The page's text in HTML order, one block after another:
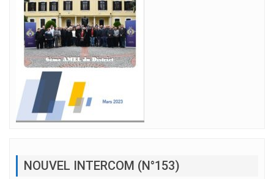
NOUVEL INTERCOM (N°153)